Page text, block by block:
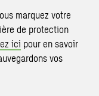
marquez votre
de protection
ici pour en savoir
vos